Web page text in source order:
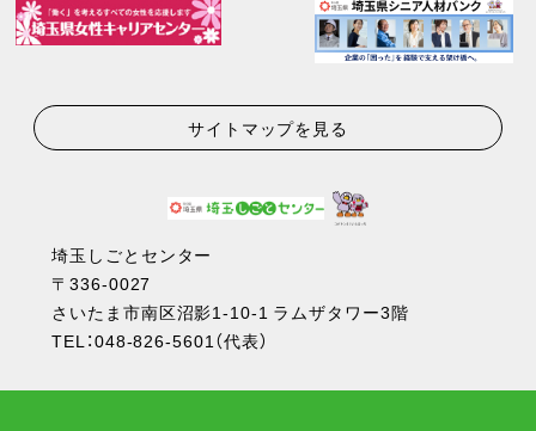
サイトマップを見る
埼玉しごとセンター
〒336-0027
さいたま市南区沼影1-10-1 ラムザタワー3階
TEL：048-826-5601（代表）